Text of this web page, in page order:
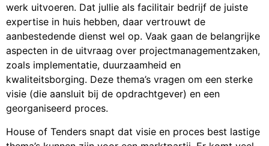
werk uitvoeren. Dat jullie als facilitair bedrijf de juiste
expertise in huis hebben, daar vertrouwt de
aanbestedende dienst wel op. Vaak gaan de belangrijke
aspecten in de uitvraag over projectmanagementzaken,
zoals implementatie, duurzaamheid en
kwaliteitsborging. Deze thema’s vragen om een sterke
visie (die aansluit bij de opdrachtgever) en een
georganiseerd proces.
House of Tenders snapt dat visie en proces best lastige